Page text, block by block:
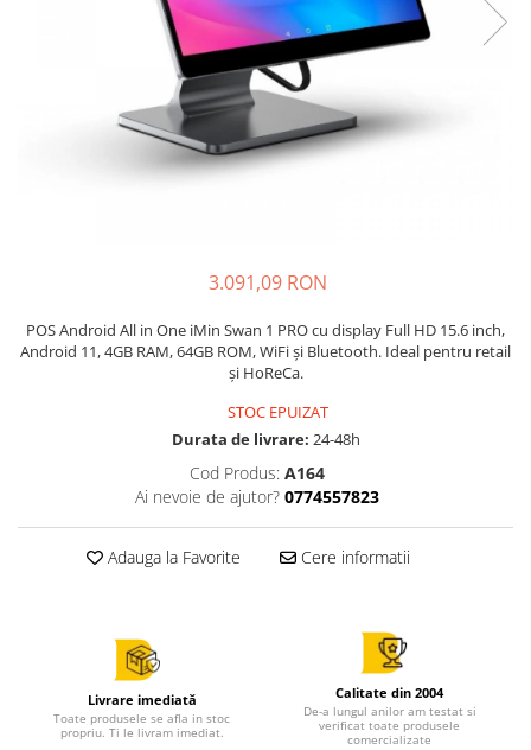
3.091,09 RON
POS Android All in One iMin Swan 1 PRO cu display Full HD 15.6 inch,
Android 11, 4GB RAM, 64GB ROM, WiFi și Bluetooth. Ideal pentru retail
și HoReCa.
STOC EPUIZAT
Durata de livrare: 24-48h
Cod Produs: A164
Ai nevoie de ajutor? 0774557823
Adauga la Favorite Cere informatii
Livrare imediată
Toate produsele se afla in stoc
propriu. Ti le livram imediat.
Calitate din 2004
De-a lungul anilor am testat si
verificat toate produsele
comercializate